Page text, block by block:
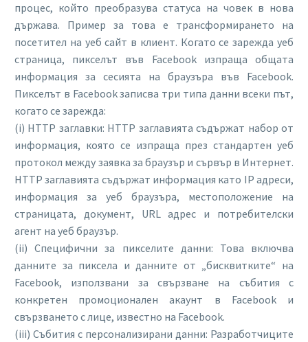
процес, който преобразува статуса на човек в нова
държава. Пример за това е трансформирането на
посетител на уеб сайт в клиент. Когато се зарежда уеб
страница, пикселът във Facebook изпраща общата
информация за сесията на браузъра във Facebook.
Пикселът в Facebook записва три типа данни всеки път,
когато се зарежда:
(i) HTTP заглавки: HTTP заглавията съдържат набор от
информация, която се изпраща през стандартен уеб
протокол между заявка за браузър и сървър в Интернет.
HTTP заглавията съдържат информация като IP адреси,
информация за уеб браузъра, местоположение на
страницата, документ, URL адрес и потребителски
агент на уеб браузър.
(ii) Специфични за пикселите данни: Това включва
данните за пиксела и данните от „бисквитките“ на
Facebook, използвани за свързване на събития с
конкретен промоционален акаунт в Facebook и
свързването с лице, известно на Facebook.
(iii) Събития с персонализирани данни: Разработчиците